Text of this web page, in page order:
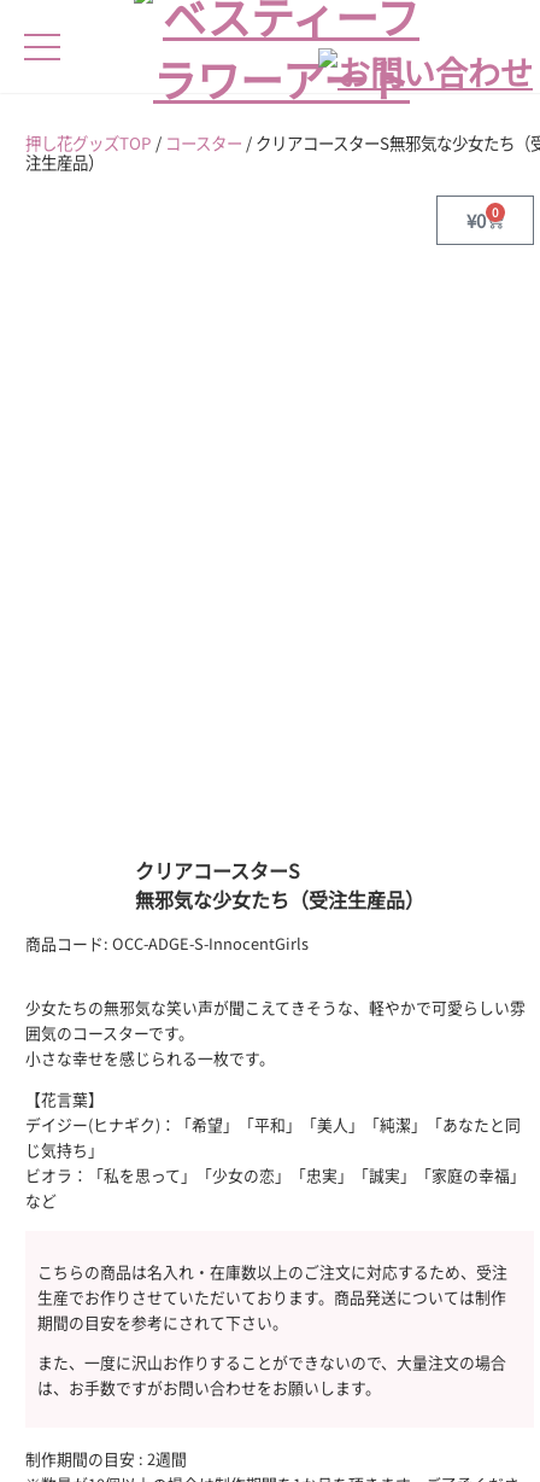
押し花グッズTOP / コースター / クリアコースターS無邪気な少女たち（
注生産品）
¥0 0
クリアコースターS
無邪気な少女たち（受注生産品）
商品コード:OCC-ADGE-S-InnocentGirls
少女たちの無邪気な笑い声が聞こえてきそうな、軽やかで可愛らしい雰
囲気のコースターです。
小さな幸せを感じられる一枚です。
【花言葉】
デイジー(ヒナギク)：「希望」「平和」「美人」「純潔」「あなたと同
じ気持ち」
ビオラ：「私を思って」「少女の恋」「忠実」「誠実」「家庭の幸福」
など
こちらの商品は名入れ・在庫数以上のご注文に対応するため、受注
生産でお作りさせていただいております。商品発送については制作
期間の目安を参考にされて下さい。
また、一度に沢山お作りすることができないので、大量注文の場合
は、お手数ですがお問い合わせをお願いします。
制作期間の目安 : 2週間